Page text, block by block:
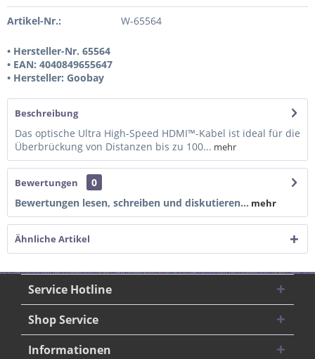
Artikel-Nr.: W-65564
• Hersteller-Nr. 65564
• EAN: 4040849655647
• Hersteller: Goobay
Beschreibung
Das optische Ultra High-Speed HDMI™-Kabel ist ideal für die
Überbrückung von Distanzen bis zu 100... mehr
Bewertungen
0
Bewertungen lesen, schreiben und diskutieren... mehr
Ähnliche Artikel
Service Hotline
Shop Service
Informationen